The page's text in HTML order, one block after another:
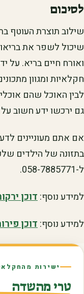
לסיכום
שילוב תוצרת העוטף
שיכול לשפר את
ואורח חיים בריא. על
חקלאיות ומגוון
לבין האוכל שהם
גם ירכשו ידע חשוב על
אם אתם מעוניינים
בתזונה של הילדים
ל-058-7885771.
למידע נוסף:דוכן
למידע נוסף:דוכן
ישירות
טרי מהשדה